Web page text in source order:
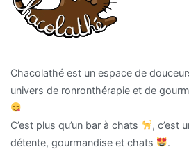
Chacolathé est un espace de
univers de ronronthérapie et de
C’est plus qu’un bar à chats
, c’est
détente, gourmandise et chats
.